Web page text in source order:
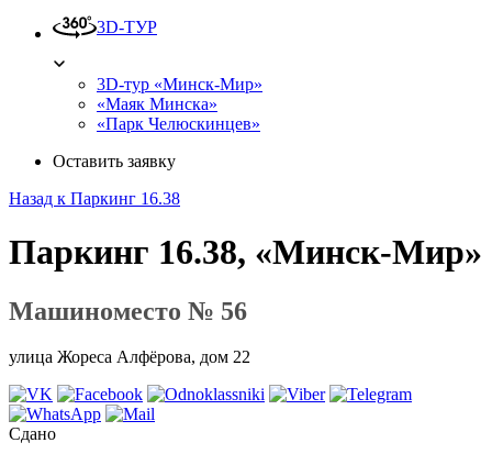
3D-ТУР
3D-тур «Минск-Мир»
«Маяк Минска»
«Парк Челюскинцев»
Оставить заявку
Назад к Паркинг 16.38
Паркинг 16.38, «Минск-Мир»
Машиноместо № 56
улица Жореса Алфёрова, дом 22
Сдано